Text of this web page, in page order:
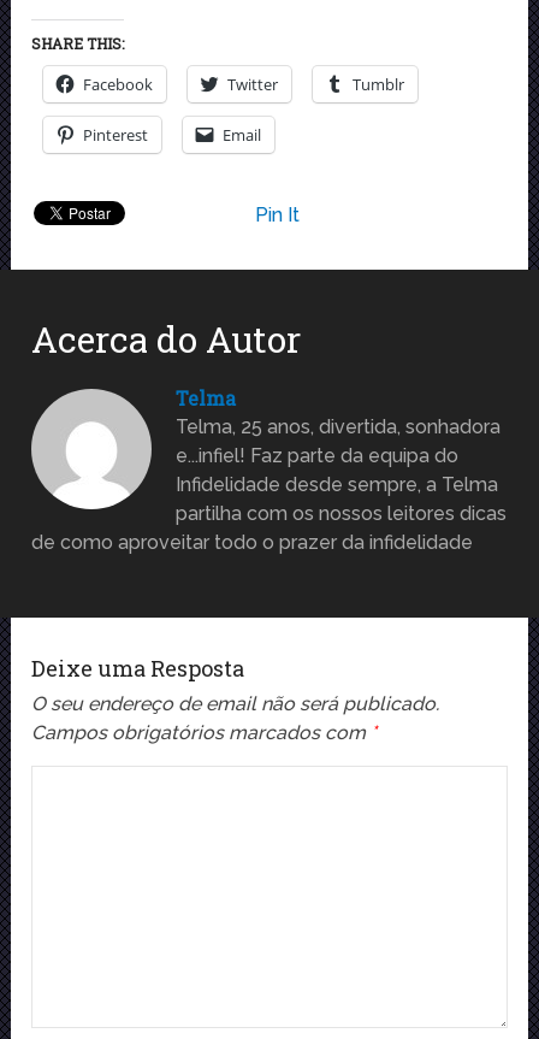
SHARE THIS:
Facebook Twitter Tumblr
Pinterest Email
Pin It
Acerca do Autor
Telma
Telma, 25 anos, divertida, sonhadora
e...infiel! Faz parte da equipa do
Infidelidade desde sempre, a Telma
partilha com os nossos leitores dicas
de como aproveitar todo o prazer da infidelidade
Deixe uma Resposta
O seu endereço de email não será publicado.
Campos obrigatórios marcados com *